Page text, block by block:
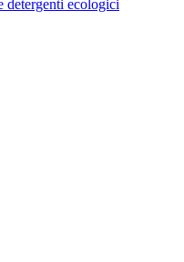
detergenti ecologici